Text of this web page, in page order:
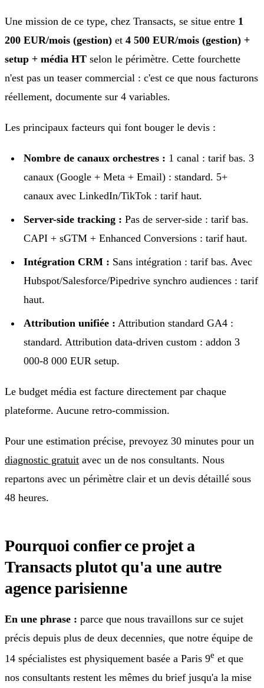
Une mission de ce type, chez Transacts, se situe entre 1
200 EUR/mois (gestion) et 4 500 EUR/mois (gestion) +
setup + média HT selon le périmètre. Cette fourchette
n'est pas un teaser commercial : c'est ce que nous facturons
réellement, documente sur 4 variables.
Les principaux facteurs qui font bouger le devis :
Nombre de canaux orchestres : 1 canal : tarif bas. 3
canaux (Google + Meta + Email) : standard. 5+
canaux avec LinkedIn/TikTok : tarif haut.
Server-side tracking : Pas de server-side : tarif bas.
CAPI + sGTM + Enhanced Conversions : tarif haut.
Intégration CRM : Sans intégration : tarif bas. Avec
Hubspot/Salesforce/Pipedrive synchro audiences : tarif
haut.
Attribution unifiée : Attribution standard GA4 :
standard. Attribution data-driven custom : addon 3
000-8 000 EUR setup.
Le budget média est facture directement par chaque
plateforme. Aucune retro-commission.
Pour une estimation précise, prevoyez 30 minutes pour un
diagnostic gratuit avec un de nos consultants. Nous
repartons avec un périmètre clair et un devis détaillé sous
48 heures.
Pourquoi confier ce projet a
Transacts plutot qu'a une autre
agence parisienne
En une phrase : parce que nous travaillons sur ce sujet
précis depuis plus de deux decennies, que notre équipe de
14 spécialistes est physiquement basée a Paris 9e et que
nos consultants restent les mêmes du brief jusqu'a la mise